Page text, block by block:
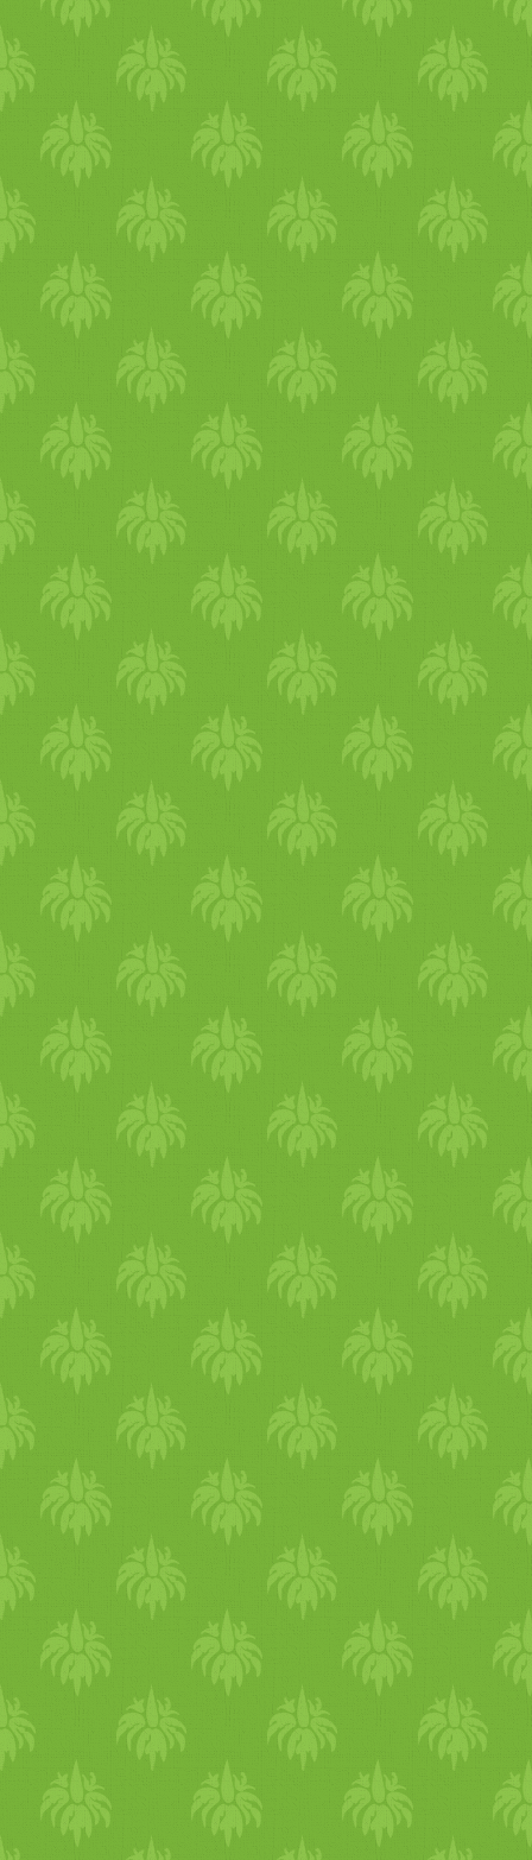
visszavezetheted őket. Most
fókusz a hideg és a
ellensúlyozásán van, a téli
immunitás megalapozásán.
Főzz, egyél meleg ételeket
igyál meleg italokat. Élvezd
az ősz adta ételeket
sütőtök, cékla, dió,
meleg levesek, meleg
gabonák, hüvelyesek, raguk,
főzelékek. édességek, kásák.
Ez most a zsírosabb, tápláló,
tartalmas, nehezebb ételek
időszaka. Elsődlegesen az
édes, sós izek sokat tudnak
segíteni ellensúlyozni az őszi
száraz időjárást. Egy kevés
savanyú íz is jól jöhet
ilyenkor - pl savanyú alma
párolva, kis lime vagy
citromlé. Az édességek
kifejezetten ideálisak ebben
szárazságot hozó
Az édes íz földel, stabilizál,
táplál, nyugtatja az
idegrendszer, felépíti a
testszöveteket, javítja a
kedélyállapotodat. Édes ízű
dolgok, nem a fehércukrot